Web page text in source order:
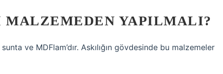
MALZEMEDEN YAPILMALI?
ve MDFlam’dır. Askılığın gövdesinde bu malzemeler